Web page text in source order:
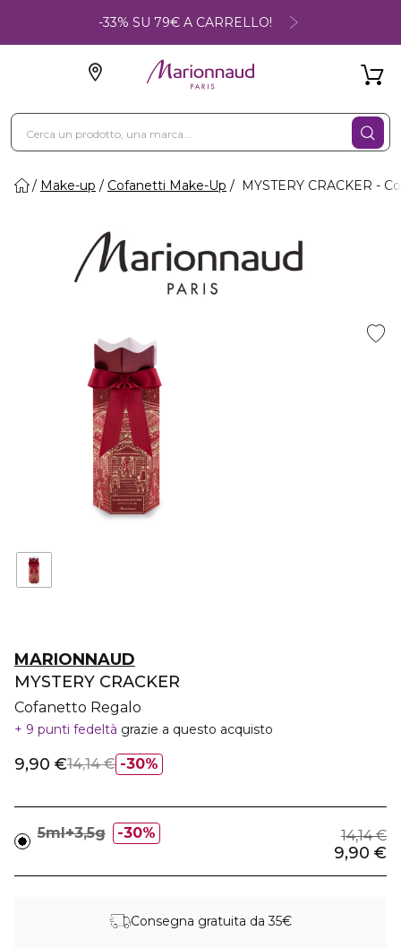
-33% SU 79€ A CARRELLO!
Make-up Cofanetti Make-Up MYSTERY CRACKER -
MARIONNAUD
MYSTERY CRACKER
Cofanetto Regalo
9 punti fedeltà grazie a questo acquisto
30%
9,90 €14,14 €
5ml+3,5g 30% 14,14 €
9,90 €
Consegna gratuita da 35€